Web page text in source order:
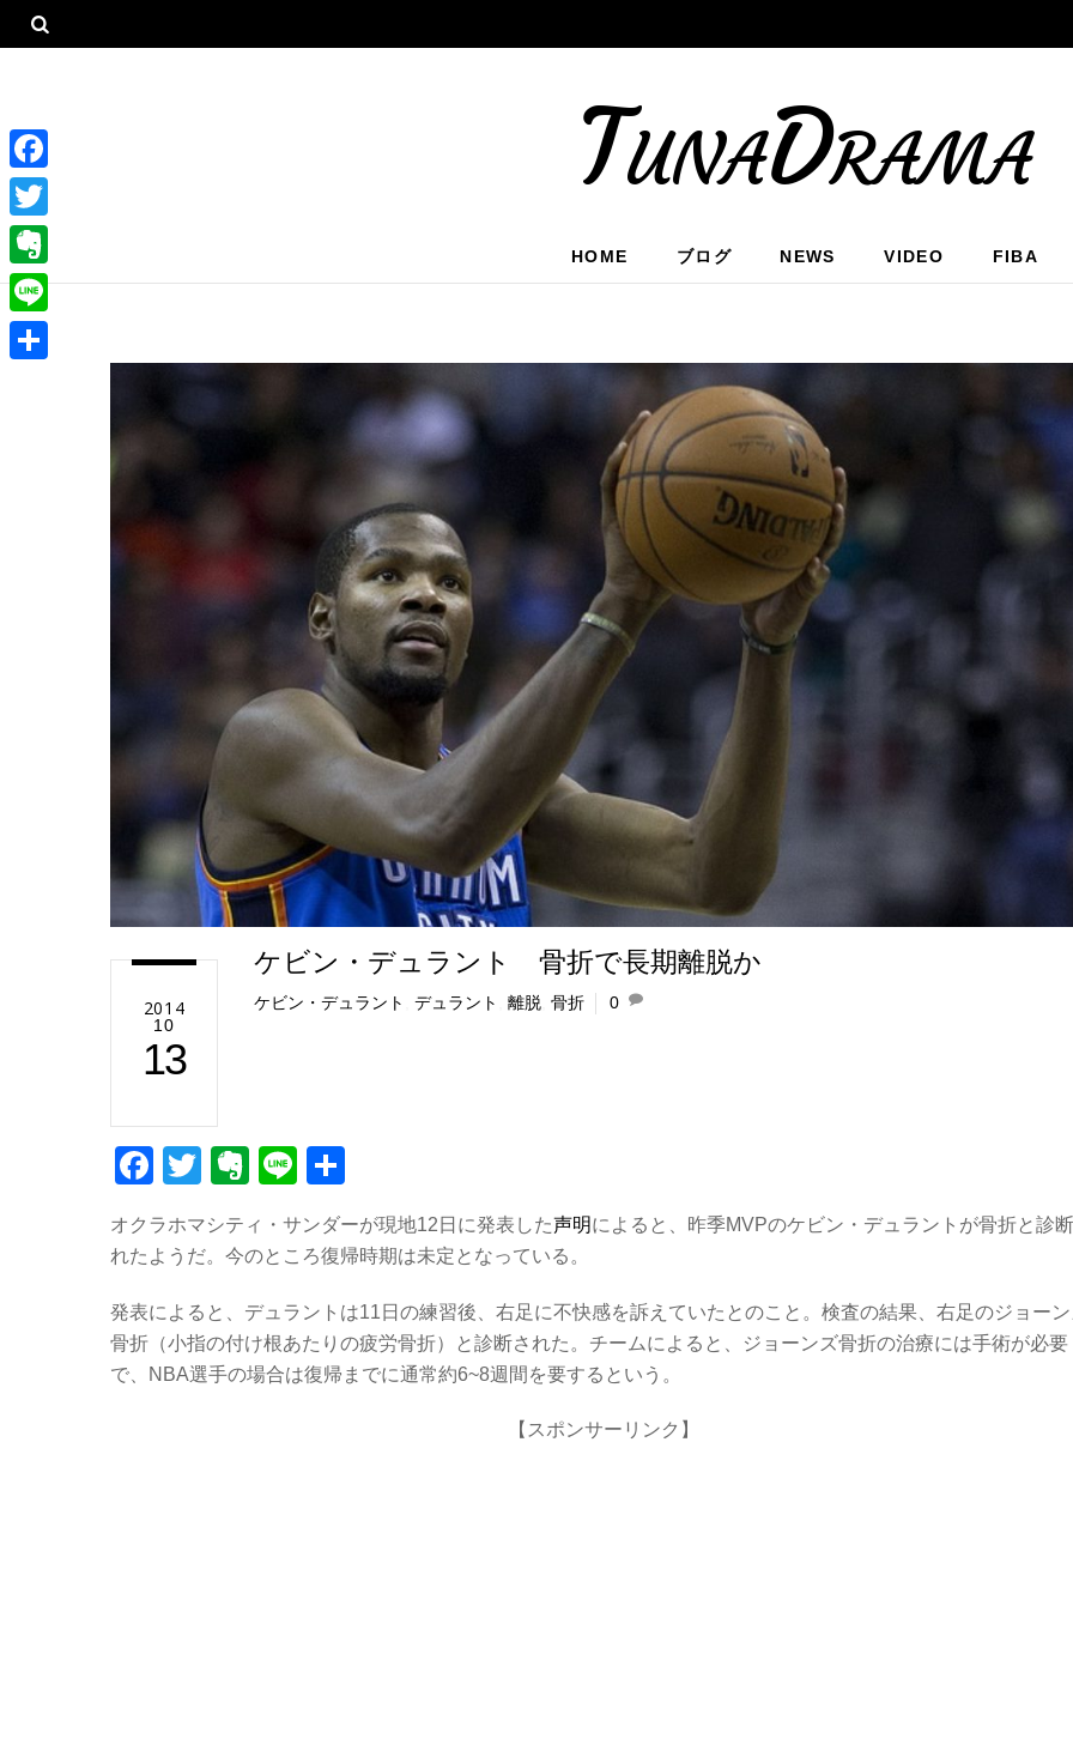
TunaDrama
HOME ブログ NEWS VIDEO FIBA
2014
10
13
ケビン・デュラント 骨折で長期離脱か
ケビン・デュラント ,デュラント ,離脱 ,骨折 0
F
c
e
b
o
o
T
tt
E
er
ot
e
Li
e
オクラホマシティ・サンダーが現地12日に発表した声明によると、昨季MVPのケビン・デュラントが骨折と診
れたようだ。今のところ復帰時期は未定となっている。
発表によると、デュラントは11日の練習後、右足に不快感を訴えていたとのこと。検査の結果、右足のジョー
骨折（小指の付け根あたりの疲労骨折）と診断された。チームによると、ジョーンズ骨折の治療には手術が必要
で、NBA選手の場合は復帰までに通常約6~8週間を要するという。
【スポンサーリンク】
F
a
c
e
b
T
w
i
E
v
e
L